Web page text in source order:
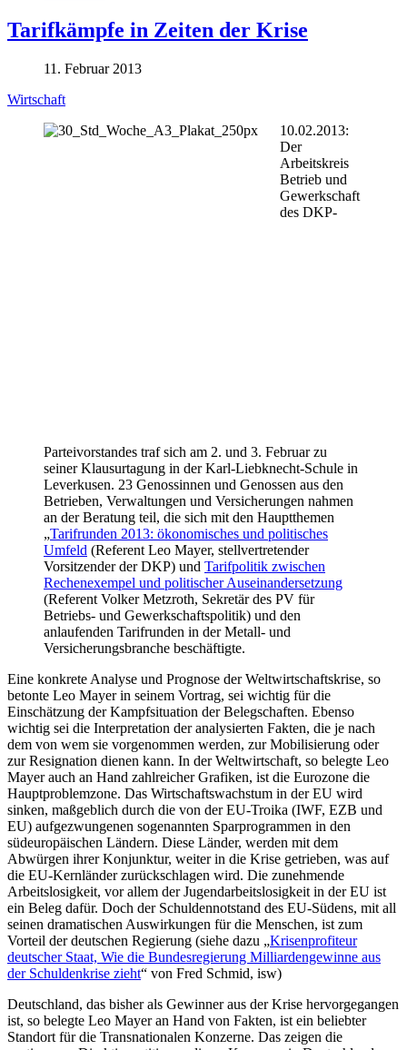
Tarifkämpfe in Zeiten der Krise
11. Februar 2013
Wirtschaft
10.02.2013:
Der
Arbeitskreis
Betrieb und
Gewerkschaft
des DKP-
Parteivorstandes traf sich am 2. und 3. Februar zu
seiner Klausurtagung in der Karl-Liebknecht-Schule in
Leverkusen. 23 Genossinnen und Genossen aus den
Betrieben, Verwaltungen und Versicherungen nahmen
an der Beratung teil, die sich mit den Hauptthemen
„Tarifrunden 2013: ökonomisches und politisches
Umfeld (Referent Leo Mayer, stellvertretender
Vorsitzender der DKP) und Tarifpolitik zwischen
Rechenexempel und politischer Auseinandersetzung
(Referent Volker Metzroth, Sekretär des PV für
Betriebs- und Gewerkschaftspolitik) und den
anlaufenden Tarifrunden in der Metall- und
Versicherungsbranche beschäftigte.
Eine konkrete Analyse und Prognose der Weltwirtschaftskrise, so
betonte Leo Mayer in seinem Vortrag, sei wichtig für die
Einschätzung der Kampfsituation der Belegschaften. Ebenso
wichtig sei die Interpretation der analysierten Fakten, die je nach
dem von wem sie vorgenommen werden, zur Mobilisierung oder
zur Resignation dienen kann. In der Weltwirtschaft, so belegte Leo
Mayer auch an Hand zahlreicher Grafiken, ist die Eurozone die
Hauptproblemzone. Das Wirtschaftswachstum in der EU wird
sinken, maßgeblich durch die von der EU-Troika (IWF, EZB und
EU) aufgezwungenen sogenannten Sparprogrammen in den
südeuropäischen Ländern. Diese Länder, werden mit dem
Abwürgen ihrer Konjunktur, weiter in die Krise getrieben, was auf
die EU-Kernländer zurückschlagen wird. Die zunehmende
Arbeitslosigkeit, vor allem der Jugendarbeitslosigkeit in der EU ist
ein Beleg dafür. Doch der Schuldennotstand des EU-Südens, mit all
seinen dramatischen Auswirkungen für die Menschen, ist zum
Vorteil der deutschen Regierung (siehe dazu „Krisenprofiteur
deutscher Staat, Wie die Bundesregierung Milliardengewinne aus
der Schuldenkrise zieht“ von Fred Schmid, isw)
Deutschland, das bisher als Gewinner aus der Krise hervorgegangen
ist, so belegte Leo Mayer an Hand von Fakten, ist ein beliebter
Standort für die Transnationalen Konzerne. Das zeigen die